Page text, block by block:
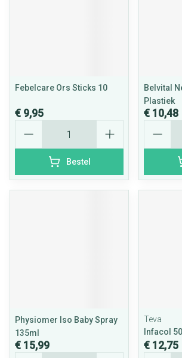
Febelcare Ors Sticks 10
€ 9,95
Bestel
Belvital
Plastiek
€ 10,48
Physiomer Iso Baby Spray
135ml
€ 15,99
Teva
Infacol
€ 12,75